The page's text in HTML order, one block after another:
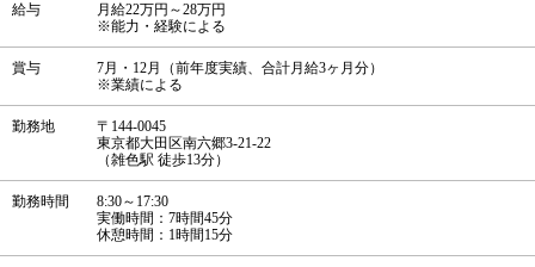
給与
月給22万円～28万円
※能力・経験による
賞与
7月・12月（前年度実績、合計月給3ヶ月分）
※業績による
勤務地
〒144-0045
東京都大田区南六郷3-21-22
（雑色駅 徒歩13分）
勤務時間
8:30～17:30
実働時間：7時間45分
休憩時間：1時間15分